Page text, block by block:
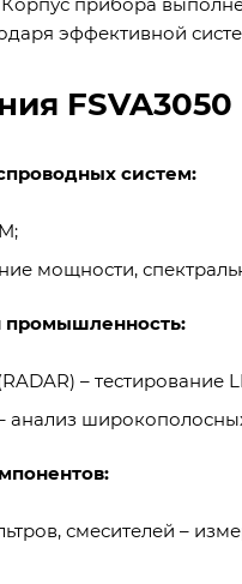
эффективной
FSVA3050
систем:
мощности,
промышленность:
– тестирование
анализ
смесителей –